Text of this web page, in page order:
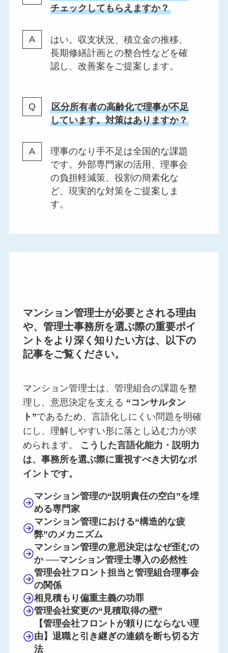
チェックしてもらえますか？
はい。収支状況、積立金の推移、
長期修繕計画との整合性などを確
認し、改善案をご提案します。
区分所有者の高齢化で理事が不足
しています。対策はありますか？
理事のなり手不足は全国的な課題
です。外部専門家の活用、理事会
の負担軽減策、役割の簡素化な
ど、現実的な対策をご提案しま
す。
マンション管理士が必要とされる理由
や、管理士事務所を選ぶ際の重要ポイ
ントをより深く知りたい方は、以下の
記事をご覧ください。
マンション管理士は、管理組合の課題を整
理し、意思決定を支える “コンサルタン
ト”であるため、言語化しにくい問題を明確
にし、理解しやすい形に落とし込む力が求
められます。
こうした言語化能力・説明力
は、事務所を選ぶ際に重視すべき大切なポ
イントです。
マンション管理の“説明責任の空白”を埋
める専門家
マンション管理における“構造的な疲
弊”のメカニズム
マンション管理の意思決定はなぜ歪むの
か ──マンション管理士導入の必然性
管理会社フロント担当と管理組合理事会
の関係
相見積もり偏重主義の功罪
管理会社変更の“見積取得の壁”
【管理会社フロントが頼りにならない理
由】退職と引き継ぎの連鎖を断ち切る方
法